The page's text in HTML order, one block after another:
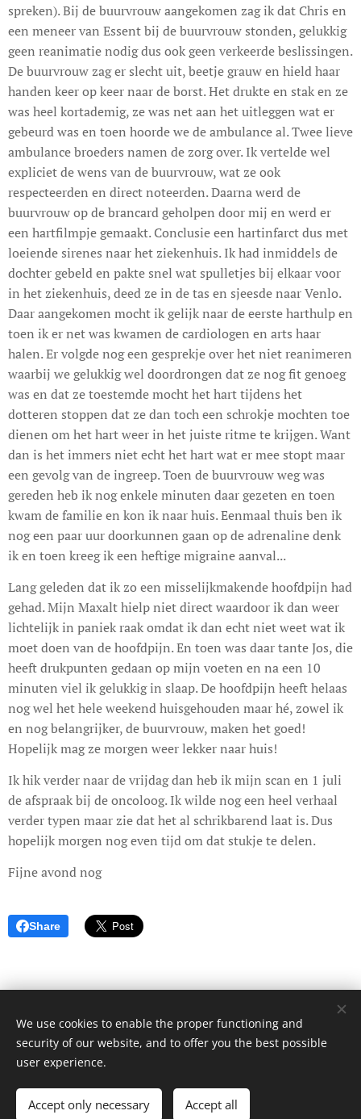
spreken). Bij de buurvrouw aangekomen zag ik dat Chris en
een meneer van Essent bij de buurvrouw stonden, gelukkig
geen reanimatie nodig dus ook geen verkeerde beslissingen.
De buurvrouw zag er slecht uit, beetje grauw en hield haar
handen keer op keer naar de borst. Het drukte en stak en ze
was heel kortademig, ze was net aan het uitleggen wat er
gebeurd was en toen hoorde we de ambulance al. Twee lieve
ambulance broeders namen de zorg over. Ik vertelde wel
expliciet de wens van de buurvrouw, wat ze ook
respecteerden en direct noteerden. Daarna werd de
buurvrouw op de brancard geholpen door mij en werd er
een hartfilmpje gemaakt. Conclusie een hartinfarct dus met
loeiende sirenes naar het ziekenhuis. Ik had inmiddels de
dochter gebeld en pakte snel wat spulletjes bij elkaar voor
in het ziekenhuis, deed ze in de tas en sjeesde naar Venlo.
Daar aangekomen mocht ik gelijk naar de eerste harthulp en
toen ik er net was kwamen de cardiologen en arts haar
halen. Er volgde nog een gesprekje over het niet reanimeren
waarbij we gelukkig wel doordrongen dat ze nog fit genoeg
was en dat ze toestemde mocht het hart tijdens het
dotteren stoppen dat ze dan toch een schrokje mochten toe
dienen om het hart weer in het juiste ritme te krijgen. Want
dan is het immers niet echt het hart wat er mee stopt maar
een gevolg van de ingreep. Toen de buurvrouw weg was
gereden heb ik nog enkele minuten daar gezeten en toen
kwam de familie en kon ik naar huis. Eenmaal thuis ben ik
nog een paar uur doorkunnen gaan op de adrenaline denk
ik en toen kreeg ik een heftige migraine aanval...
Lang geleden dat ik zo een misselijkmakende hoofdpijn had
gehad. Mijn Maxalt hielp niet direct waardoor ik dan weer
lichtelijk in paniek raak omdat ik dan echt niet weet wat ik
moet doen van de hoofdpijn. En toen was daar tante Jos, die
heeft drukpunten gedaan op mijn voeten en na een 10
minuten viel ik gelukkig in slaap. De hoofdpijn heeft helaas
nog wel het hele weekend huisgehouden maar hé, zowel ik
en nog belangrijker, de buurvrouw, maken het goed!
Hopelijk mag ze morgen weer lekker naar huis!
Ik hik verder naar de vrijdag dan heb ik mijn scan en 1 juli
de afspraak bij de oncoloog. Ik wilde nog een heel verhaal
verder typen maar zie dat het al schrikbarend laat is. Dus
hopelijk morgen nog even tijd om dat stukje te delen.
Fijne avond nog
Share
© 2017 Dagboek van een onbekende. Alle rechten voorbehouden.
Languages
Nederlands
English
We use cookies to enable the proper functioning and
security of our website, and to offer you the best possible
user experience.
Accept only necessary Accept all